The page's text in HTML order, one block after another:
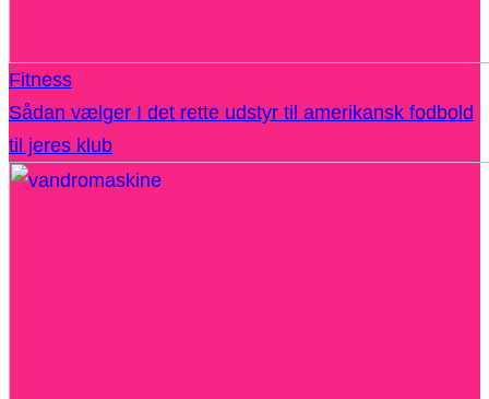
Fitness
Sådan vælger I det rette udstyr til amerikansk fodbold
til jeres klub